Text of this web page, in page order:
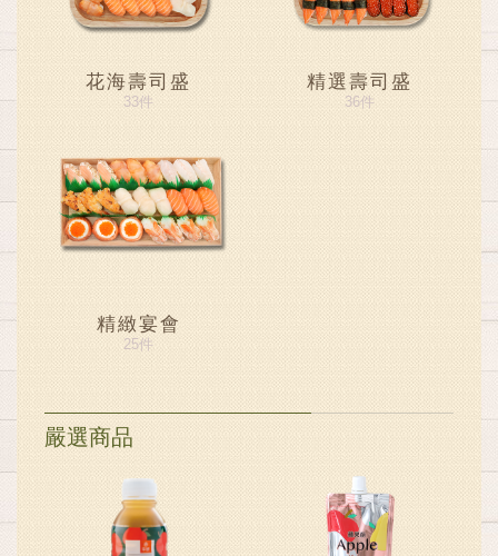
花海壽司盛
33件
精選壽司盛
36件
精緻宴會
25件
嚴選商品